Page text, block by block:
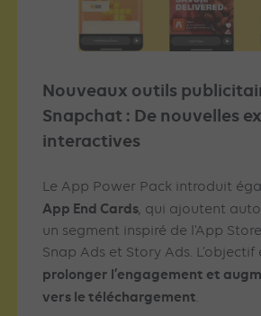
Nouveaux outils
Snapchat : De nouvelles
interactives
Le App Power Pack introduit
App End Cards, qui ajoutent
un segment inspiré de l’App
Snap Ads et Story Ads. L’objectif
prolonger l’engagement et
vers le téléchargement.